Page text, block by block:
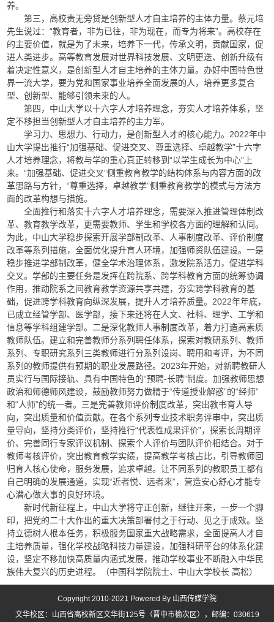
养。
第三，高校责无旁贷是创新型人才自主培养的主体力量。蔡元培
先生说过：“教育者，非为已往，非为现在，而专为将来”。高校存在
的主要价值，就是为了未来，培养下一代，传承文明，贡献国家，促
进人类进步。高等教育发展对世界科技发展、文明更迭、创新升级有
着决定性意义，是创新型人才自主培养的主体力量。办好中国特色世
界一流大学，要为党和国家事业培养全面发展的人，培养更多复合
型、创新型、能够引领未来的人。
第四，中山大学以十六字人才培养理念，夯实人才培养体系，坚
定不移担当创新型人才自主培养的主力军。
学习力、思想力、行动力，是创新型人才的核心能力。2022年中
山大学提出推行“加强基础、促进交叉、尊重选择、卓越教学”十六字
人才培养理念，将教与学的重心真正转移到“以学生成长为中心”上
来。“加强基础、促进交叉”侧重教育教学的结构体系与内容方面的改
革思路与方针，“尊重选择，卓越教学”侧重教育教学的模式与方法方
面的改革构想与措施。
全面推行和落实十六字人才培养理念，需要深入推进管理体制改
革、教育教学改革，更需要教师、学生和学校各方面的理解和认同。
为此，中山大学稳步探索开展学部制改革、人事制度改革、评价制度
改革等系列措施，全面优化提升育人环境，加强师资队伍建设。一是
稳步推进学部制改革，健全学术治理体系，激发院系活力，促进学科
交叉。学部的主要任务是发挥在跨院系、跨学科教育方面的统筹协调
作用，推动院系之间教育教学资源共享共建，夯实跨学科教育的基
础，促进跨学科教育向纵深发展，提升人才培养质量。2022年年底，
已成立经管学部、医学部，接下来还将在人文、社科、理学、工学和
信息等学科组建学部。二是深化教师人事制度改革，着力打造高素质
教师队伍。建立和完善教师分系列聘任体系，探索对教研系列、教师
系列、专职研究系列三类教师进行分系列设岗、聘用和考评，为不同
系列的教师提供有预期的职业发展路径。2023年开始，对新聘教研人
员实行与国际接轨、具有中国特色的“预聘-长聘”制度。加强教师思想
政治和师德师风建设，鼓励教师努力做精于“传道授业解惑”的“经师”
和“人师”的统一者。三是完善教师评价制度改革，突出教书育人导
向，突出质量和价值贡献。在各个系列专业技术职务评审中，突出质
量导向，坚持分类评价，坚持推行“代表性成果评价”，探索长周期评
价、完善同行专家评议机制、探索个人评价与团队评价相结合。对于
教师考核评价，突出教育教学实绩，提高教学考核占比，引导教师回
归育人核心使命，服务发展，追求卓越。让不同系列的教职员工都有
自己明确的发展通道，实现“近者悦、远者来”，营造安心舒心才能专
心潜心做大事的良好环境。
新时代新征程上，中山大学将守正创新，继往开来，一步一个脚
印，把党的二十大作出的重大决策部署付之于行动、见之于成效。坚
持立德树人根本任务，积极服务国家重大战略需求，全面提高人才自
主培养质量，强化学校战略科技力量建设，加强科研平台的体系化建
设，坚定不移加快高质量内涵式发展，推动学校事业不断融入中华民
族伟大复兴的历史进程。（中国科学院院士、中山大学校长 高松）
Copyright 2010-2021 Powered By 山西传媒学院
文华校区：山西省高校新区文华街125号（晋中市榆次区），邮编：030619